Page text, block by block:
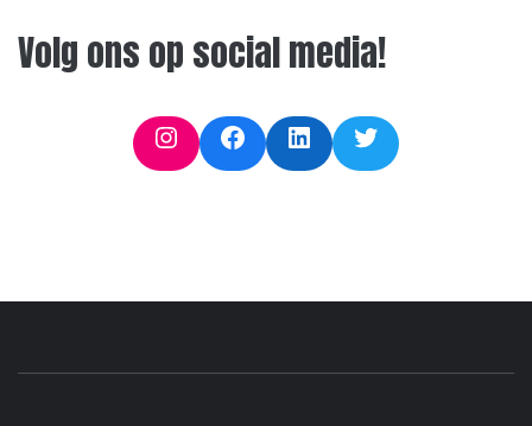
Volg ons op social media!
InstagramFacebookLinkedInTwitter